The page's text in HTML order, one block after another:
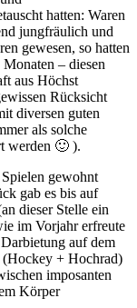
hatten: Waren
jungfräulich und
gewesen, so hatten
– diesen
aus Höchst
Rücksicht
diversen guten
als solche
werden 🙂 ).
gewohnt
gab es bis auf
dieser Stelle ein
im Vorjahr erfreute
auf dem
(Hockey + Hochrad)
imposanten
Körper